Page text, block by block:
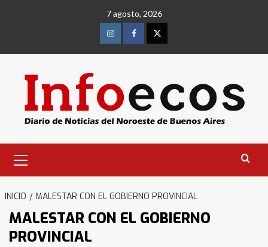
7 agosto, 2026
InstagramFacebookTwitter
primario
INICIO MALESTAR CON EL GOBIERNO PROVINCIAL
MALESTAR CON EL GOBIERNO
PROVINCIAL